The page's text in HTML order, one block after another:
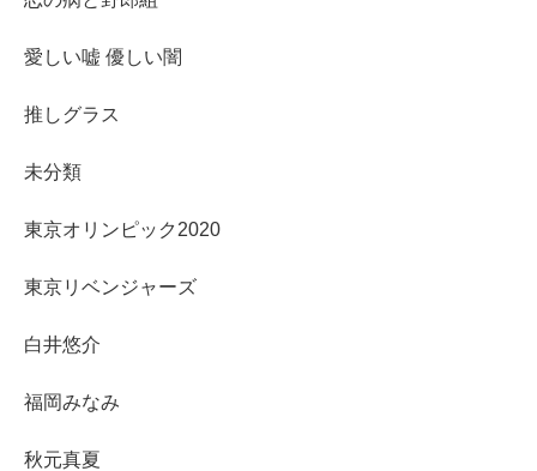
愛しい嘘 優しい闇
推しグラス
未分類
東京オリンピック2020
東京リベンジャーズ
白井悠介
福岡みなみ
秋元真夏